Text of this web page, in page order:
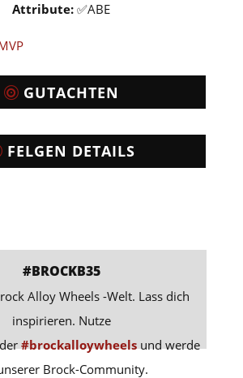
Attribute: ✅ABE
GUTACHTEN
FELGEN DETAILS
#BROCKB35
Alloy Wheels -Welt. Lass dich
inspirieren. Nutze
#brockalloywheelsund werde
Brock-Community.